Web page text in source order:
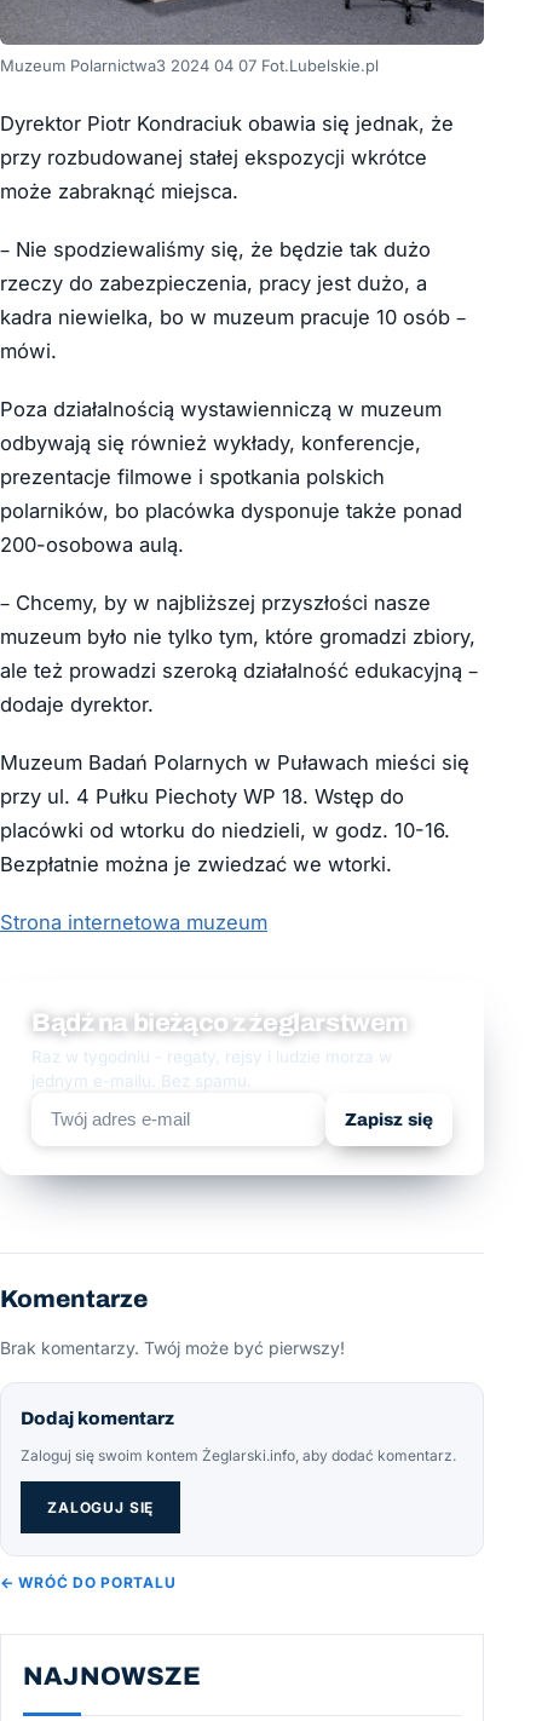
Muzeum Polarnictwa3 2024 04 07 Fot.Lubelskie.pl
Dyrektor Piotr Kondraciuk obawia się jednak, że
przy rozbudowanej stałej ekspozycji wkrótce
może zabraknąć miejsca.
– Nie spodziewaliśmy się, że będzie tak dużo
rzeczy do zabezpieczenia, pracy jest dużo, a
kadra niewielka, bo w muzeum pracuje 10 osób –
mówi.
Poza działalnością wystawienniczą w muzeum
odbywają się również wykłady, konferencje,
prezentacje filmowe i spotkania polskich
polarników, bo placówka dysponuje także ponad
200-osobowa aulą.
– Chcemy, by w najbliższej przyszłości nasze
muzeum było nie tylko tym, które gromadzi zbiory,
ale też prowadzi szeroką działalność edukacyjną –
dodaje dyrektor.
Muzeum Badań Polarnych w Puławach mieści się
przy ul. 4 Pułku Piechoty WP 18. Wstęp do
placówki od wtorku do niedzieli, w godz. 10-16.
Bezpłatnie można je zwiedzać we wtorki.
Strona internetowa muzeum
Bądź na bieżąco z żeglarstwem
Raz w tygodniu - regaty, rejsy i ludzie morza w
jednym e-mailu. Bez spamu.
Zapisz się
Komentarze
Brak komentarzy. Twój może być pierwszy!
Dodaj komentarz
Zaloguj się swoim kontem Żeglarski.info, aby dodać komentarz.
ZALOGUJ SIĘ
← WRÓĆ DO PORTALU
NAJNOWSZE